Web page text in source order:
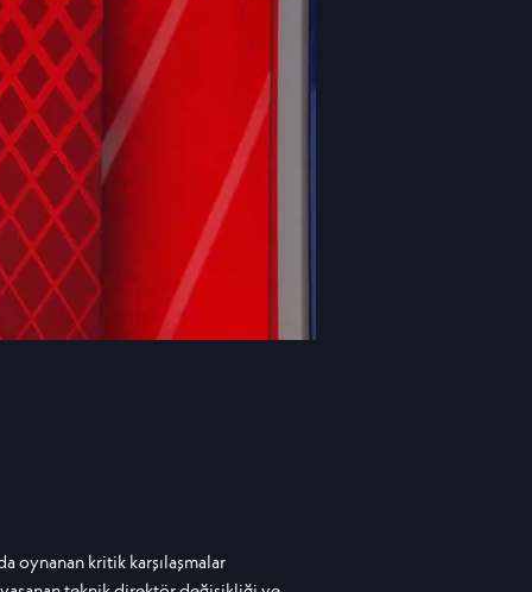
oynanan kritik karşılaşmalar